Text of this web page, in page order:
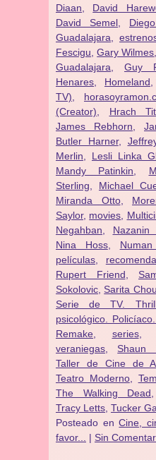
Diaan David
David Semel
Guadalajara
Fescigu ,Gary Wilmes
Guadalajara
Guy
Henares
Homeland
TV)
(Creator)
Hrach
James Rebhorn
Butler Harner,
Merlin
Lesli Linka
Mandy Patinkin
Sterling
Michael
Miranda Otto,
Saylor, movies
Negahban
Nazanin
Nina Hoss,
películas
Rupert Friend
Sokolovic Sarita
Serie de TV.
psicológico.
Remake
series,
veraniegas
Shaun
Taller de Cine de
Teatro Moderno,
The Walking Dead
Tracy Letts Tucker
Posteado enCine,
favor...
| Sin